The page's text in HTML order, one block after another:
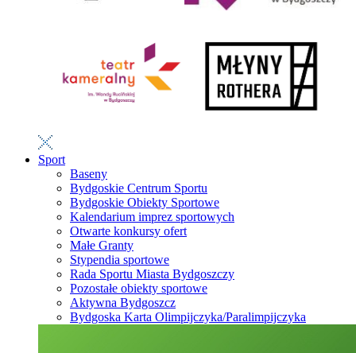
Sport
Baseny
Bydgoskie Centrum Sportu
Bydgoskie Obiekty Sportowe
Kalendarium imprez sportowych
Otwarte konkursy ofert
Małe Granty
Stypendia sportowe
Rada Sportu Miasta Bydgoszczy
Pozostałe obiekty sportowe
Aktywna Bydgoszcz
Bydgoska Karta Olimpijczyka/Paralimpijczyka